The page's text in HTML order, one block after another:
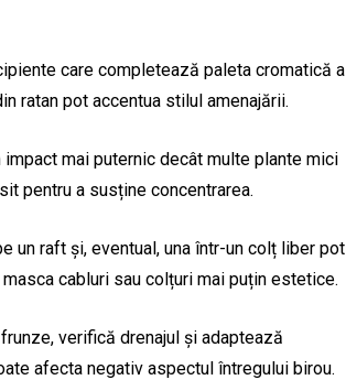
care completează paleta cromatică a
ratan pot accentua stilul amenajării.
mai puternic decât multe plante mici
pentru a susține concentrarea.
un raft și, eventual, una într-un colț liber pot
cabluri sau colțuri mai puțin estetice.
verifică drenajul și adaptează
afecta negativ aspectul întregului birou.